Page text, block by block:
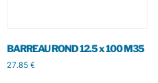
BARREAU ROND 12.5 x 100 M35
27.85€